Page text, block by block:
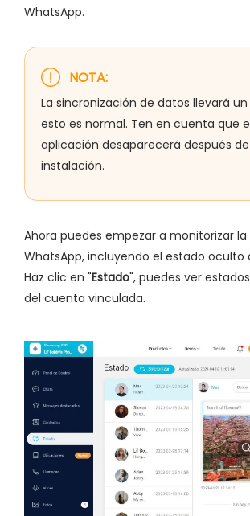
WhatsApp.
NOTA:
La sincronización de datos llevará
esto es normal. Ten en cuenta que
aplicación desaparecerá después
instalación.
Ahora puedes empezar a monitorizar
WhatsApp, incluyendo el estado oculto
Haz clic en "Estado", puedes ver
del cuenta vinculada.